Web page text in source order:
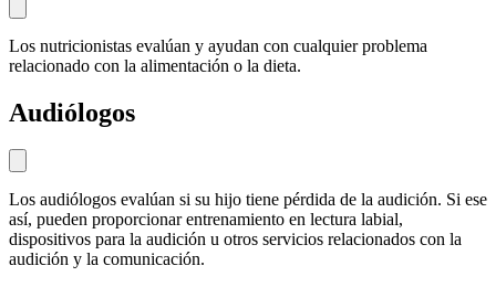
Los nutricionistas evalúan y ayudan con cualquier problema
relacionado con la alimentación o la dieta.
Audiólogos
Los audiólogos evalúan si su hijo tiene pérdida de la audición. Si ese
así, pueden proporcionar entrenamiento en lectura labial,
dispositivos para la audición u otros servicios relacionados con la
audición y la comunicación.